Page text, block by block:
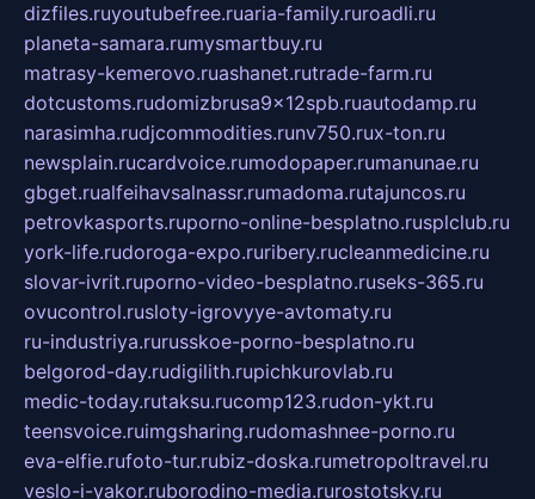
dizfiles.ruyoutubefree.ruaria-family.ruroadli.ru
planeta-samara.rumysmartbuy.ru
matrasy-kemerovo.ruashanet.rutrade-farm.ru
dotcustoms.rudomizbrusa9x12spb.ruautodamp.ru
narasimha.rudjcommodities.runv750.rux-ton.ru
newsplain.rucardvoice.rumodopaper.rumanunae.ru
gbget.rualfeihavsalnassr.rumadoma.rutajuncos.ru
petrovkasports.ruporno-online-besplatno.rusplclub.ru
york-life.rudoroga-expo.ruribery.rucleanmedicine.ru
slovar-ivrit.ruporno-video-besplatno.ruseks-365.ru
ovucontrol.rusloty-igrovyye-avtomaty.ru
ru-industriya.rurusskoe-porno-besplatno.ru
belgorod-day.rudigilith.rupichkurovlab.ru
medic-today.rutaksu.rucomp123.rudon-ykt.ru
teensvoice.ruimgsharing.rudomashnee-porno.ru
eva-elfie.rufoto-tur.rubiz-doska.rumetropoltravel.ru
veslo-i-yakor.ruborodino-media.rurostotsky.ru